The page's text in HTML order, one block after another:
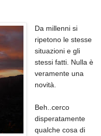
Da millenni si
ripetono le stesse
situazioni e gli
stessi fatti. Nulla è
veramente una
novità.
Beh..cerco
disperatamente
qualche cosa di